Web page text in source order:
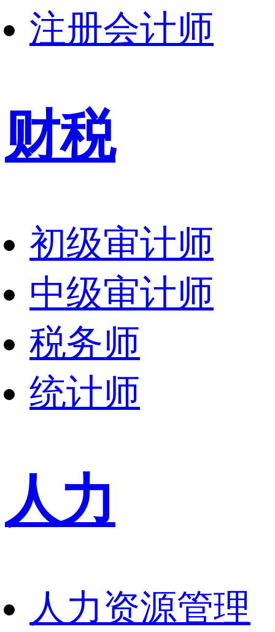
注册会计师
财税
初级审计师
中级审计师
税务师
统计师
人力
人力资源管理